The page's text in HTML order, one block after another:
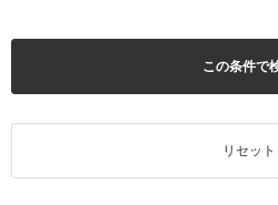
この条件で
リセット